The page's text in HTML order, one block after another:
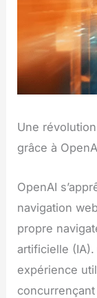
Une
grâce à
OpenAI
navigation
propre
artificielle
expérience